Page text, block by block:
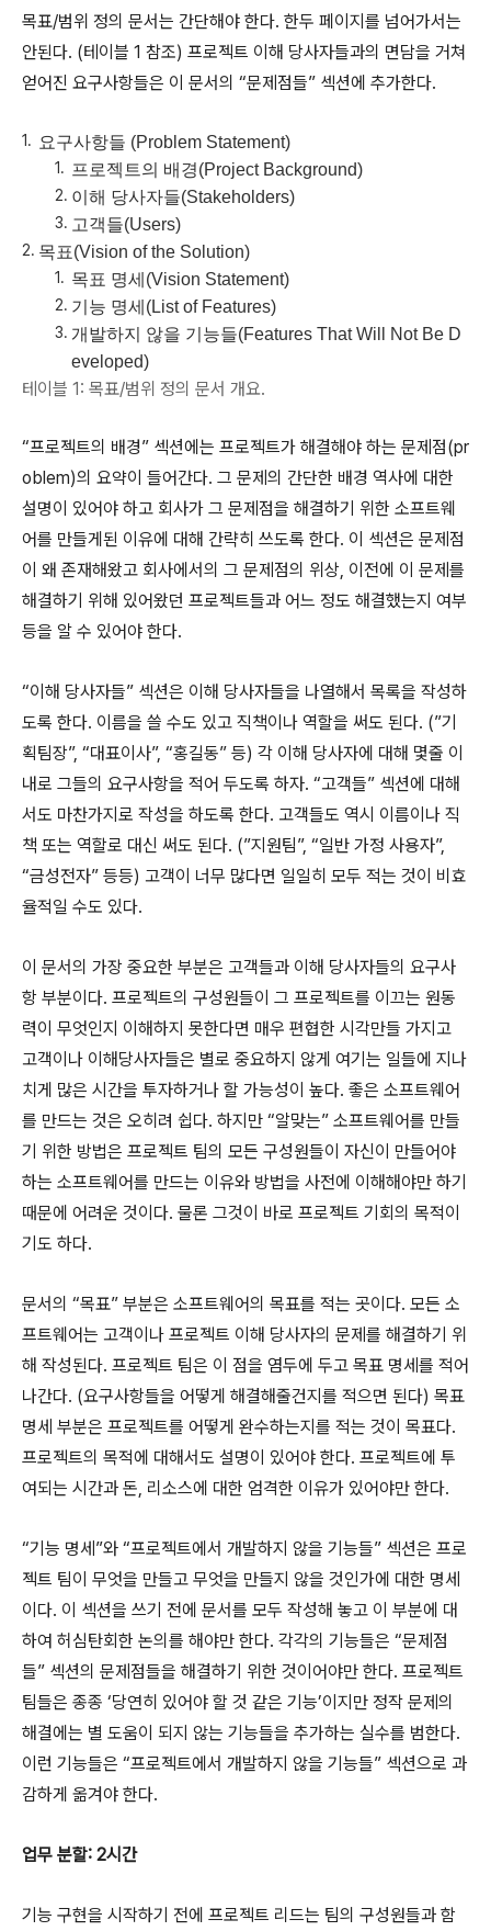
목표/범위 정의 문서는 간단해야 한다. 한두 페이지를 넘어가서는
안된다. (테이블 1 참조) 프로젝트 이해 당사자들과의 면담을 거쳐
얻어진 요구사항들은 이 문서의 “문제점들” 섹션에 추가한다.
요구사항들 (Problem Statement)
프로젝트의 배경(Project Background)
이해 당사자들(Stakeholders)
고객들(Users)
목표(Vision of the Solution)
목표 명세(Vision Statement)
기능 명세(List of Features)
개발하지 않을 기능들(Features That Will Not Be D
eveloped)
테이블 1: 목표/범위 정의 문서 개요.
“프로젝트의 배경” 섹션에는 프로젝트가 해결해야 하는 문제점(pr
oblem)의 요약이 들어간다. 그 문제의 간단한 배경 역사에 대한
설명이 있어야 하고 회사가 그 문제점을 해결하기 위한 소프트웨
어를 만들게된 이유에 대해 간략히 쓰도록 한다. 이 섹션은 문제점
이 왜 존재해왔고 회사에서의 그 문제점의 위상, 이전에 이 문제를
해결하기 위해 있어왔던 프로젝트들과 어느 정도 해결했는지 여부
등을 알 수 있어야 한다.
“이해 당사자들” 섹션은 이해 당사자들을 나열해서 목록을 작성하
도록 한다. 이름을 쓸 수도 있고 직책이나 역할을 써도 된다. (”기
획팀장”, “대표이사”, “홍길동” 등) 각 이해 당사자에 대해 몇줄 이
내로 그들의 요구사항을 적어 두도록 하자. “고객들” 섹션에 대해
서도 마찬가지로 작성을 하도록 한다. 고객들도 역시 이름이나 직
책 또는 역할로 대신 써도 된다. (”지원팀”, “일반 가정 사용자”,
“금성전자” 등등) 고객이 너무 많다면 일일히 모두 적는 것이 비효
율적일 수도 있다.
이 문서의 가장 중요한 부분은 고객들과 이해 당사자들의 요구사
항 부분이다. 프로젝트의 구성원들이 그 프로젝트를 이끄는 원동
력이 무엇인지 이해하지 못한다면 매우 편협한 시각만들 가지고
고객이나 이해당사자들은 별로 중요하지 않게 여기는 일들에 지나
치게 많은 시간을 투자하거나 할 가능성이 높다. 좋은 소프트웨어
를 만드는 것은 오히려 쉽다. 하지만 “알맞는” 소프트웨어를 만들
기 위한 방법은 프로젝트 팀의 모든 구성원들이 자신이 만들어야
하는 소프트웨어를 만드는 이유와 방법을 사전에 이해해야만 하기
때문에 어려운 것이다. 물론 그것이 바로 프로젝트 기회의 목적이
기도 하다.
문서의 “목표” 부분은 소프트웨어의 목표를 적는 곳이다. 모든 소
프트웨어는 고객이나 프로젝트 이해 당사자의 문제를 해결하기 위
해 작성된다. 프로젝트 팀은 이 점을 염두에 두고 목표 명세를 적어
나간다. (요구사항들을 어떻게 해결해줄건지를 적으면 된다) 목표
명세 부분은 프로젝트를 어떻게 완수하는지를 적는 것이 목표다.
프로젝트의 목적에 대해서도 설명이 있어야 한다. 프로젝트에 투
여되는 시간과 돈, 리소스에 대한 엄격한 이유가 있어야만 한다.
“기능 명세”와 “프로젝트에서 개발하지 않을 기능들” 섹션은 프로
젝트 팀이 무엇을 만들고 무엇을 만들지 않을 것인가에 대한 명세
이다. 이 섹션을 쓰기 전에 문서를 모두 작성해 놓고 이 부분에 대
하여 허심탄회한 논의를 해야만 한다. 각각의 기능들은 “문제점
들” 섹션의 문제점들을 해결하기 위한 것이어야만 한다. 프로젝트
팀들은 종종 ‘당연히 있어야 할 것 같은 기능’이지만 정작 문제의
해결에는 별 도움이 되지 않는 기능들을 추가하는 실수를 범한다.
이런 기능들은 “프로젝트에서 개발하지 않을 기능들” 섹션으로 과
감하게 옮겨야 한다.
업무 분할: 2시간
기능 구현을 시작하기 전에 프로젝트 리드는 팀의 구성원들과 함